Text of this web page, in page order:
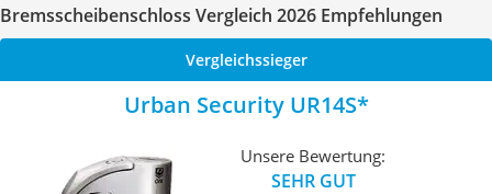
Bremsscheibenschloss Vergleich 2026 Empfehlungen
Vergleichssieger
Urban Security UR14S
Unsere Bewertung:
SEHR GUT